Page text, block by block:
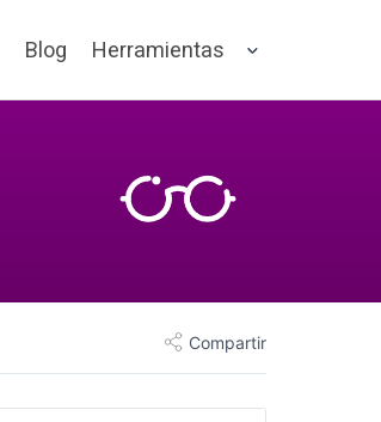
Blog Herramientas
Compartir